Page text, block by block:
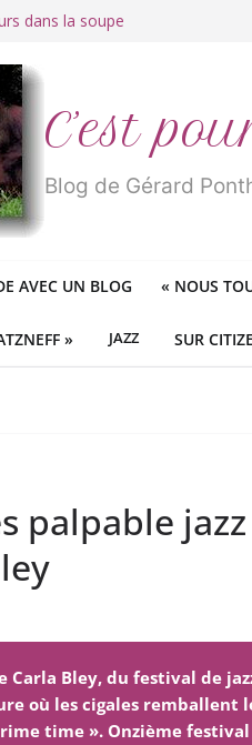
dans la soupe
de merde » !
ou «
idéologiques
C’est
Blog de Gérard
AVEC UN BLOG « NOUS
» JAZZ SUR
palpable
Carla Bley, du festival de
où les cigales remballent
time ». Onzième